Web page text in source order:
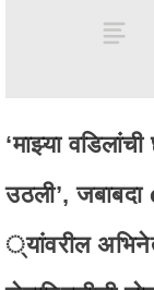
‘माझ्या वडिलांची
उठली’, जबाबदा
्यांवरील